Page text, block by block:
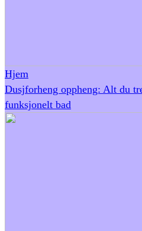
Hjem
Dusjforheng oppheng: Alt du
funksjonelt bad